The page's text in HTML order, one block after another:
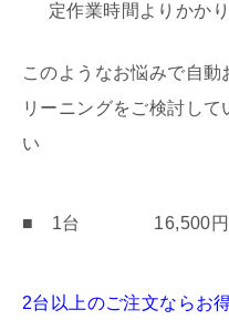
定作業時間よりかか
このようなお悩みで自動
リーニングをご検討し
い
■ 1台 16,500円
2台以上のご注文ならお